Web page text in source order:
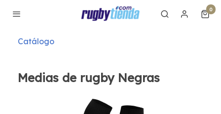
0
Catálogo
Medias de rugby Negras